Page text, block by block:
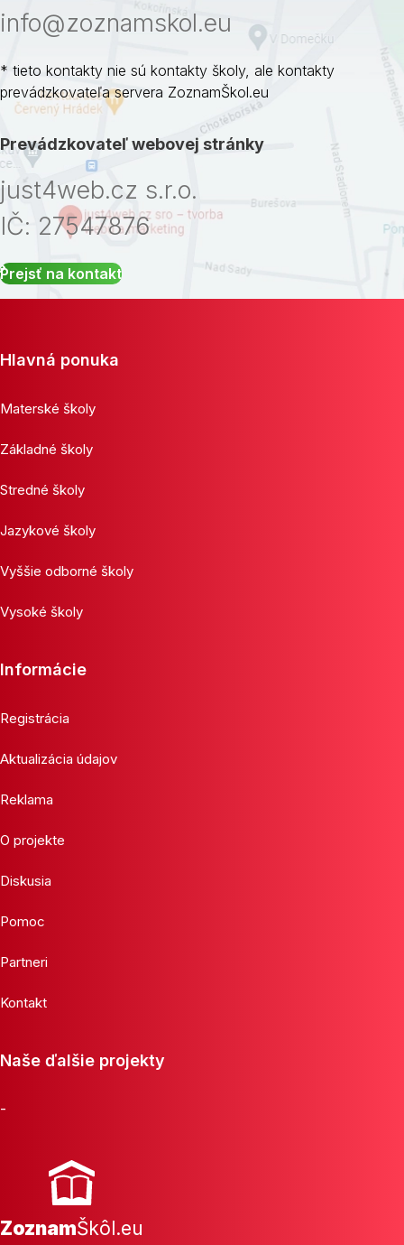
info@zoznamskol.eu
* tieto kontakty nie sú kontakty školy, ale kontakty
prevádzkovateľa servera ZoznamŠkol.eu
Prevádzkovateľ webovej stránky
just4web.cz s.r.o.
IČ: 27547876
Prejsť na kontakt
Hlavná ponuka
Materské školy
Základné školy
Stredné školy
Jazykové školy
Vyššie odborné školy
Vysoké školy
Informácie
Registrácia
Aktualizácia údajov
Reklama
O projekte
Diskusia
Pomoc
Partneri
Kontakt
Naše ďalšie projekty
-
ZoznamŠkôl.eu